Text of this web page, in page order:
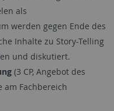
als
werden gegen Ende des
Inhalte zu Story-Telling
und diskutiert.
(3 CP, Angebot des
Fachbereich